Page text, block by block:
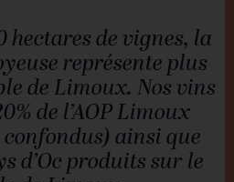
hectares de vignes, la
représente plus
de Limoux. Nos vins
de l’AOP Limoux
ainsi que
d’Oc produits sur le